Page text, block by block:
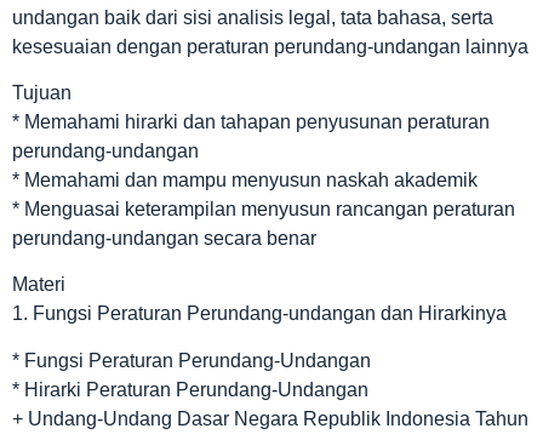
undangan baik dari sisi analisis legal, tata bahasa, serta
kesesuaian dengan peraturan perundang-undangan lainnya
Tujuan
* Memahami hirarki dan tahapan penyusunan peraturan
perundang-undangan
* Memahami dan mampu menyusun naskah akademik
* Menguasai keterampilan menyusun rancangan peraturan
perundang-undangan secara benar
Materi
1. Fungsi Peraturan Perundang-undangan dan Hirarkinya
* Fungsi Peraturan Perundang-Undangan
* Hirarki Peraturan Perundang-Undangan
+ Undang-Undang Dasar Negara Republik Indonesia Tahun